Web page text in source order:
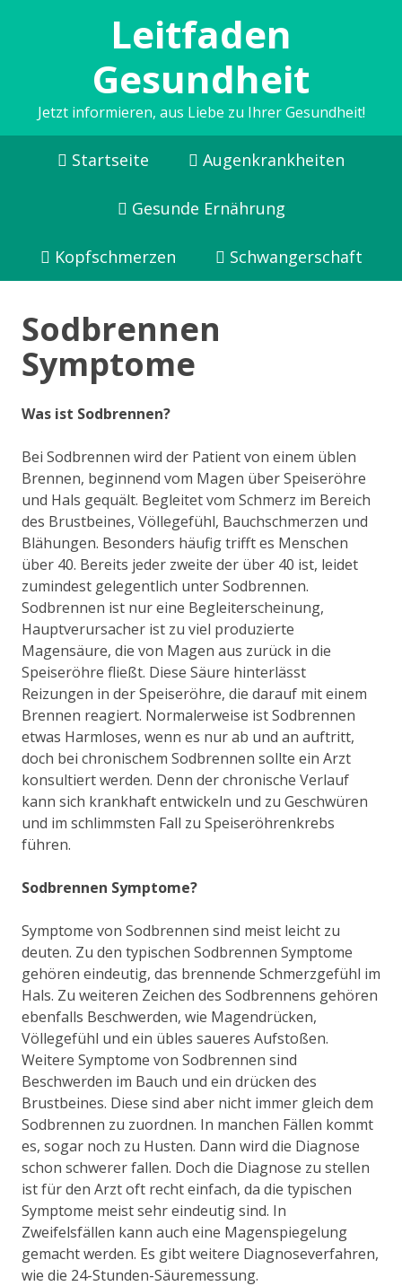
Leitfaden
Gesundheit
Jetzt informieren, aus Liebe zu Ihrer Gesundheit!
Startseite Augenkrankheiten
Gesunde Ernährung
Kopfschmerzen Schwangerschaft
Sodbrennen
Symptome
Was ist Sodbrennen?
Bei Sodbrennen wird der Patient von einem üblen
Brennen, beginnend vom Magen über Speiseröhre
und Hals gequält. Begleitet vom Schmerz im Bereich
des Brustbeines, Völlegefühl, Bauchschmerzen und
Blähungen. Besonders häufig trifft es Menschen
über 40. Bereits jeder zweite der über 40 ist, leidet
zumindest gelegentlich unter Sodbrennen.
Sodbrennen ist nur eine Begleiterscheinung,
Hauptverursacher ist zu viel produzierte
Magensäure, die von Magen aus zurück in die
Speiseröhre fließt. Diese Säure hinterlässt
Reizungen in der Speiseröhre, die darauf mit einem
Brennen reagiert. Normalerweise ist Sodbrennen
etwas Harmloses, wenn es nur ab und an auftritt,
doch bei chronischem Sodbrennen sollte ein Arzt
konsultiert werden. Denn der chronische Verlauf
kann sich krankhaft entwickeln und zu Geschwüren
und im schlimmsten Fall zu Speiseröhrenkrebs
führen.
Sodbrennen Symptome?
Symptome von Sodbrennen sind meist leicht zu
deuten. Zu den typischen Sodbrennen Symptome
gehören eindeutig, das brennende Schmerzgefühl im
Hals. Zu weiteren Zeichen des Sodbrennens gehören
ebenfalls Beschwerden, wie Magendrücken,
Völlegefühl und ein übles saueres Aufstoßen.
Weitere Symptome von Sodbrennen sind
Beschwerden im Bauch und ein drücken des
Brustbeines. Diese sind aber nicht immer gleich dem
Sodbrennen zu zuordnen. In manchen Fällen kommt
es, sogar noch zu Husten. Dann wird die Diagnose
schon schwerer fallen. Doch die Diagnose zu stellen
ist für den Arzt oft recht einfach, da die typischen
Symptome meist sehr eindeutig sind. In
Zweifelsfällen kann auch eine Magenspiegelung
gemacht werden. Es gibt weitere Diagnoseverfahren,
wie die 24-Stunden-Säuremessung.